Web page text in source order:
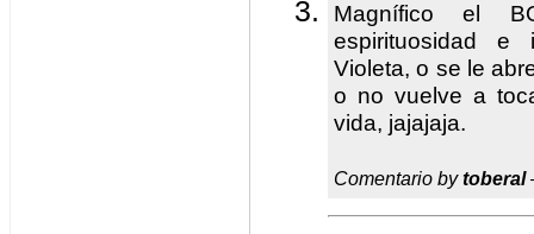
Magnífico el
espirituosidad e
Violeta, o se le
o no vuelve a
vida, jajajaja.
Comentario bytoberal